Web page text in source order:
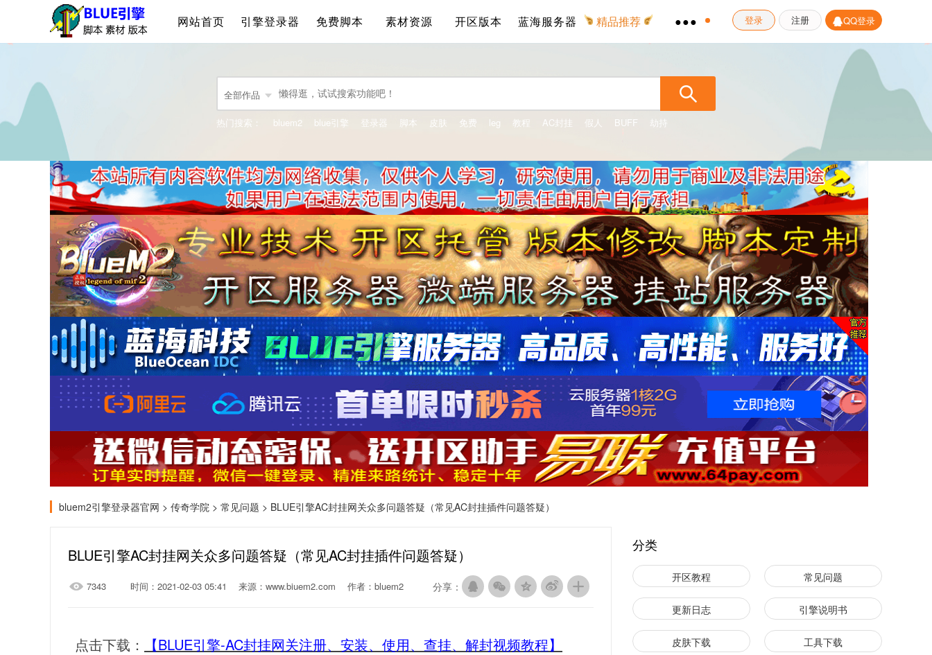
网站首页 引擎登录器 免费脚本 素材资源 开区版本 蓝海服务器 精品推荐 ●●● 登录 注册 QQ登录
全部作品
热门搜索： bluem2 blue引擎 登录器 脚本 皮肤 免费 leg 教程 AC封挂 假人 BUFF 劫持
bluem2引擎登录器官网 > 传奇学院 > 常见问题 > BLUE引擎AC封挂网关众多问题答疑（常见AC封挂插件问题答疑）
分类
开区教程 常见问题
更新日志 引擎说明书
皮肤下载 工具下载
BLUE引擎AC封挂网关众多问题答疑（常见AC封挂插件问题答疑）
7343 时间：2021-02-03 05:41 来源：www.biuem2.com 作者：bluem2 分享：
点击下载： 【BLUE引擎-AC封挂网关注册、安装、使用、查挂、解封视频教程】